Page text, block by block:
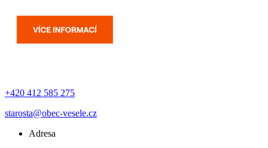
+420 412 585 275
starosta@obec-vesele.cz
Adresa